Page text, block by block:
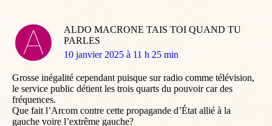
ALDO MACRONE TAIS TOI QUAND TU
PARLES
dit
10 janvier 2025 à 11 h 25 min
Grosse inégalité cependant puisque sur radio comme télévision,
le service public détient les trois quarts du pouvoir car des
fréquences.
Que fait l’Arcom contre cette propagande d’État allié à la
gauche voire l’extrême gauche?